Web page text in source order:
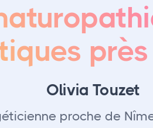
Olivia Touzet
proche de